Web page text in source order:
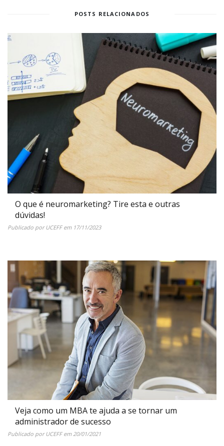
POSTS RELACIONADOS
O que é neuromarketing? Tire esta e outras
dúvidas!
Publicado porUCEFFem 17/11/2023
Veja como um MBA te ajuda a se tornar um
administrador de sucesso
Publicado porUCEFFem 20/01/2021